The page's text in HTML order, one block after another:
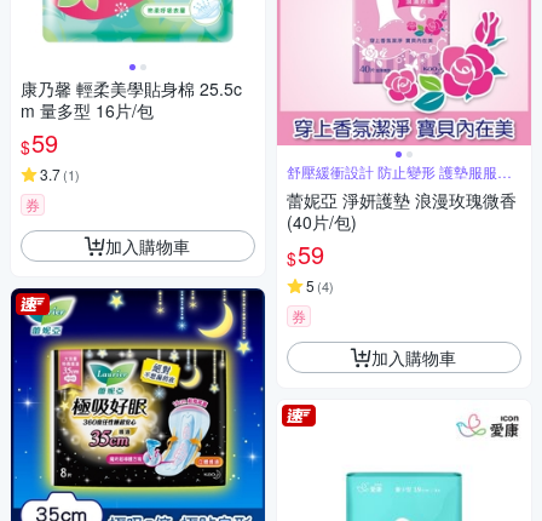
康乃馨 輕柔美學貼身棉 25.5c
m 量多型 16片/包
$59
3.7(1)
券
加入購物車
舒壓緩衝設計 防止變形 護墊服服貼
貼
蕾妮亞 淨妍護墊 浪漫玫瑰微香
(40片/包)
$59
5 (4)
券
加入購物車